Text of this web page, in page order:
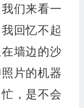
们来看一
回忆不起
墙边的沙
片的机器
，是不会